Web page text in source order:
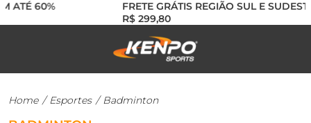
ATÉ 60%
FRETE GRÁTIS REGIÃO SUL E
R$ 299,80
Home / Esportes / Badminton